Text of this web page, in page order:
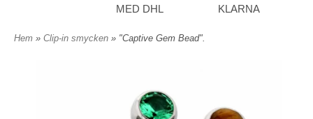
MED DHL
KLARNA
Hem » Clip-in smycken » "Captive Gem Bead".